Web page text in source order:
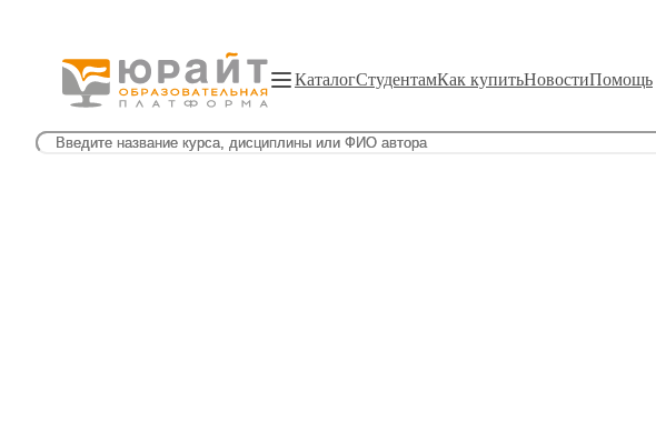
КаталогСтудентамКак купитьНовостиПомощь